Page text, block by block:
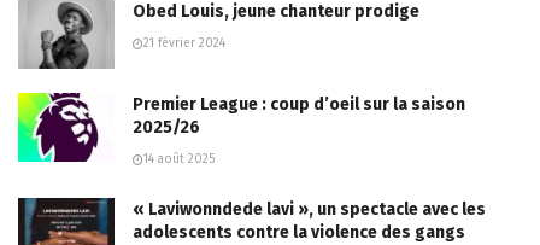
Obed Louis, jeune chanteur prodige
21 février 2024
Premier League : coup d’oeil sur la saison
2025/26
14 août 2025
« Laviwonndede lavi », un spectacle avec les
adolescents contre la violence des gangs